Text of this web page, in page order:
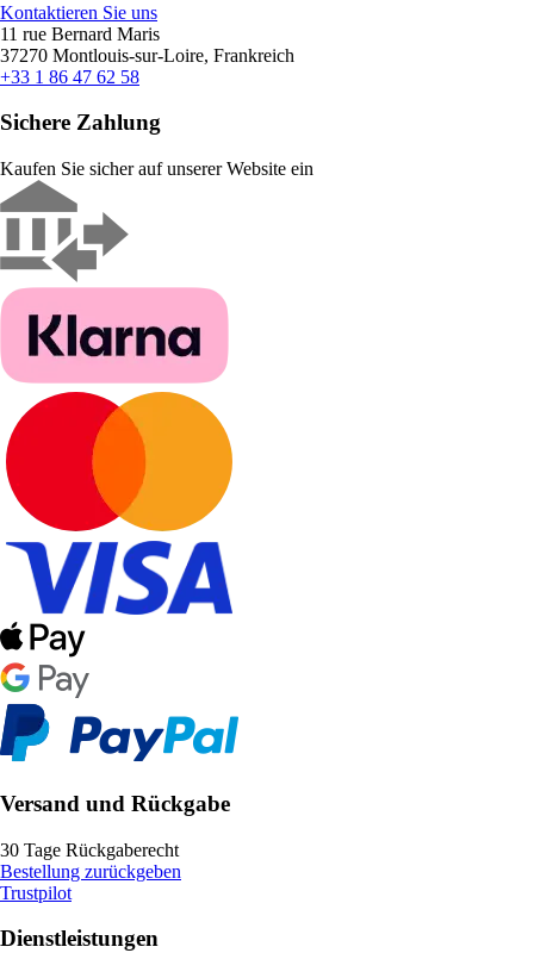
Kontaktieren Sie uns
11 rue Bernard Maris
37270 Montlouis-sur-Loire, Frankreich
+33 1 86 47 62 58
Sichere Zahlung
Kaufen Sie sicher auf unserer Website ein
Versand und Rückgabe
30 Tage Rückgaberecht
Bestellung zurückgeben
Trustpilot
Dienstleistungen